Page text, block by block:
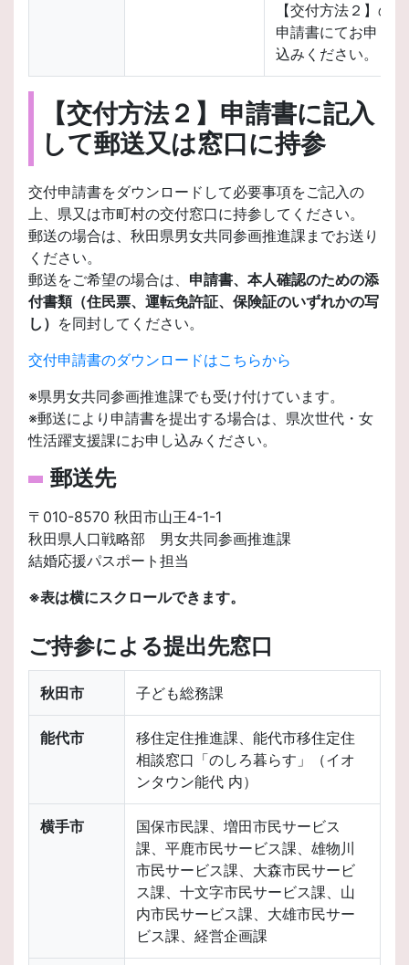
【交付方法２】の
申請書にてお申し
込みください。
【交付方法２】申請書に記入
して郵送又は窓口に持参
交付申請書をダウンロードして必要事項をご記入の
上、県又は市町村の交付窓口に持参してください。
郵送の場合は、秋田県男女共同参画推進課までお送り
ください。
郵送をご希望の場合は、 申請書、本人確認のための添
付書類（住民票、運転免許証、保険証のいずれかの写
し） を同封してください。
交付申請書のダウンロードはこちらから
※県男女共同参画推進課でも受け付けています。
※郵送により申請書を提出する場合は、県次世代・女
性活躍支援課にお申し込みください。
郵送先
〒010-8570 秋田市山王4-1-1
秋田県人口戦略部 男女共同参画推進課
結婚応援パスポート担当
※表は横にスクロールできます。
ご持参による提出先窓口
秋田市 子ども総務課
能代市
移住定住推進課、能代市移住定住
相談窓口「のしろ暮らす」（イオ
ンタウン能代 内）
横手市
国保市民課、増田市民サービス
課、平鹿市民サービス課、雄物川
市民サービス課、大森市民サービ
ス課、十文字市民サービス課、山
内市民サービス課、大雄市民サー
ビス課、経営企画課